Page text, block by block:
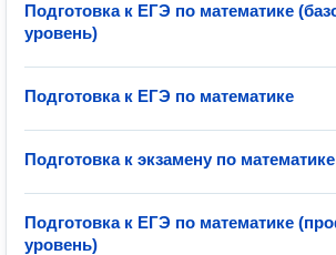
Подготовка к ЕГЭ по математике
уровень)
Подготовка к ЕГЭ по математике
Подготовка к экзамену по математике
Подготовка к ЕГЭ по математике
уровень)